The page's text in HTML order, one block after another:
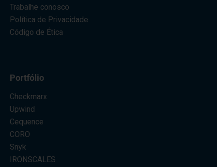
Trabalhe conosco
Política de Privacidade
Código de Ética
Portfólio
Checkmarx
Upwind
Cequence
CORO
Snyk
IRONSCALES